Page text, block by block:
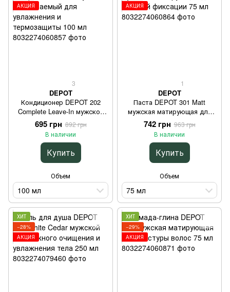
АКЦИЯ
3
DEPOT
Кондиционер DEPOT 202
Complete Leave-In мужской
несмываемый для
увлажнения и термозащиты
100 мл
695 грн 892 грн
В наличии
Купить
Объем
100 мл
АКЦИЯ
1
DEPOT
Паста DEPOT 301 Matt
мужская матирующая для
сильной фиксации 75 мл
742 грн 963 грн
В наличии
Купить
Объем
75 мл
ХИТ
−28%
АКЦИЯ
ХИТ
−29%
АКЦИЯ